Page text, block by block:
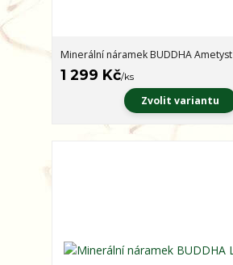
Minerální náramek BUDDHA Ametyst
1 299 Kč/ks
Zvolit variantu